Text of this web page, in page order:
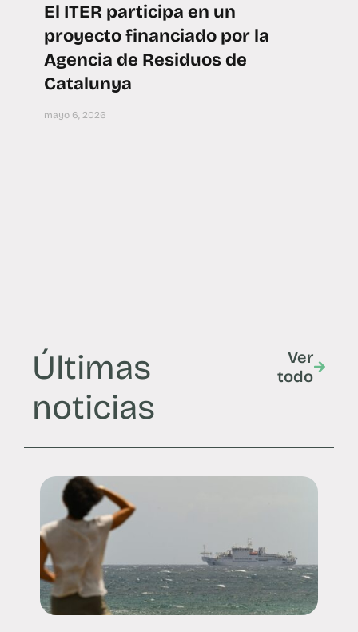
El ITER participa en un
proyecto financiado por la
Agencia de Residuos de
Catalunya
mayo 6, 2026
Últimas
noticias
Ver
todo